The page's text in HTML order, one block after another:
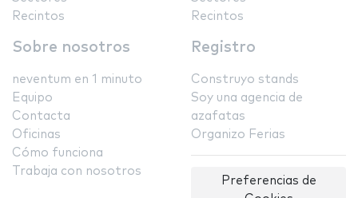
Recintos
Recintos
Sobre nosotros
neventum en 1 minuto
Equipo
Contacta
Oficinas
Cómo funciona
Trabaja con nosotros
Registro
Construyo stands
Soy una agencia de
azafatas
Organizo Ferias
Preferencias de